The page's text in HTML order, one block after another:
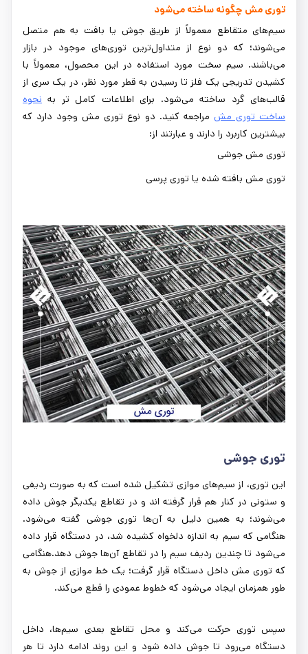
توری مش چگونه ساخته می‌شود
سیم‌های متقاطع معمولاً از طریق جوش یا بافت به هم متصل
می‌شوند؛ که دو نوع از متداول‌ترین توری‌های موجود در بازار
می‌باشند. سیم سخت مورد استفاده در این محصول، معمولاً با
کشیدن تدریجی یک فلز تا رسیدن به قطر مورد نظر، در یک سری از
قالب‌های گرد ساخته می‌شود. برای اطلاعات کامل تر به نحوه
ساخت توری مش مراجعه کنید. دو نوع توری مش وجود دارد که
بیشترین کاربرد را دارند و عبارتند از:
توری مش جوشی
توری مش بافته شده یا توری پرسی
توری جوشی
این توری، از سیم‌های موازی تشکیل شده است که به صورت ردیفی
و ستونی در کنار هم قرار گرفته اند و در تقاطع یکدیگر جوش داده
می‌شوند؛ به همین دلیل به آن‌ها توری جوشی گفته می‌شود.
هنگامی که سیم به اندازه دلخواه کشیده شد، در دستگاه قرار داده
می‌شود تا چندین ردیف سیم را در تقاطع آن‌ها جوش دهد.هنگامی
که توری مش داخل دستگاه قرار گرفت؛ یک خط موازی از جوش به
طور همزمان ایجاد می‌شود که خطوط عمودی را قطع می‌کند.
سپس توری حرکت می‌کند و محل تقاطع بعدی سیم‌ها، داخل
دستگاه می‌رود تا جوش داده شود و این روند ادامه دارد تا هر